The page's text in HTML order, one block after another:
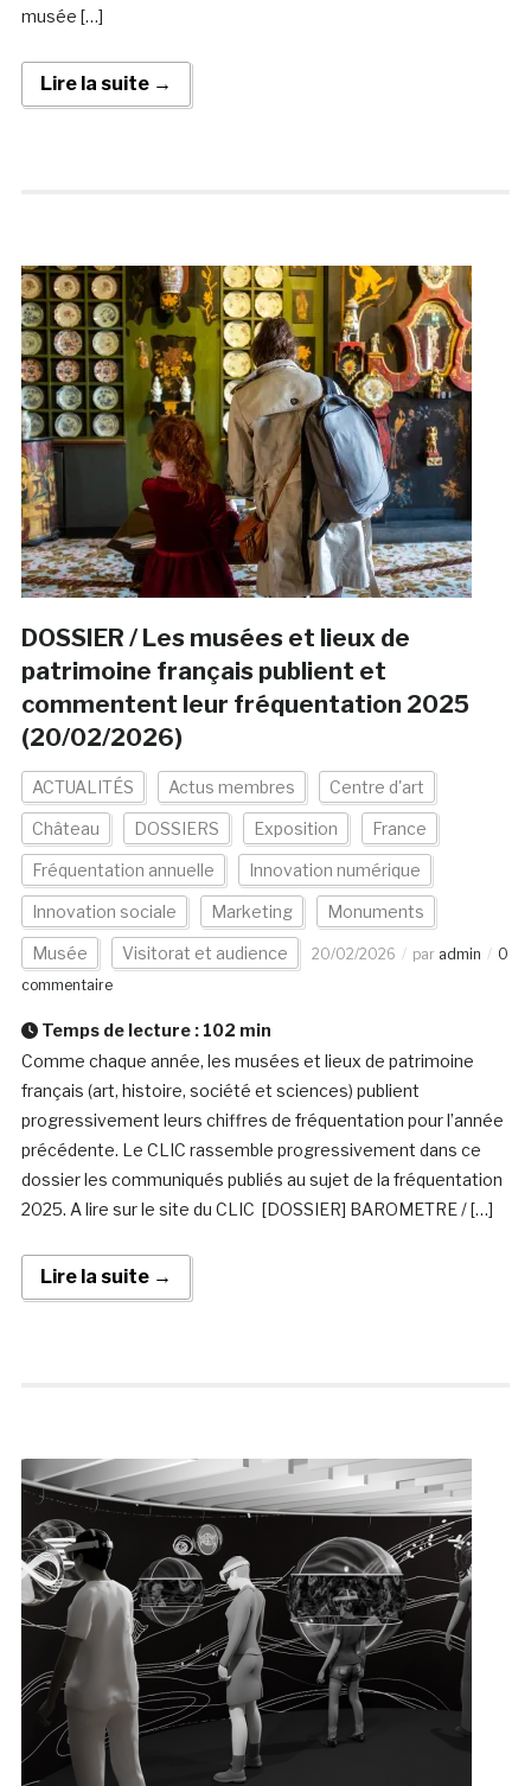
musée […]
Lire la suite →
DOSSIER / Les musées et lieux de
patrimoine français publient et
commentent leur fréquentation 2025
(20/02/2026)
ACTUALITÉS Actus membres Centre d'art
Château DOSSIERS Exposition France
Fréquentation annuelle Innovation numérique
Innovation sociale Marketing Monuments
Musée Visitorat et audience 20/02/2026 par admin
0
commentaire
Temps de lecture : 102 min
Comme chaque année, les musées et lieux de patrimoine
français (art, histoire, société et sciences) publient
progressivement leurs chiffres de fréquentation pour l’année
précédente. Le CLIC rassemble progressivement dans ce
dossier les communiqués publiés au sujet de la fréquentation
2025. A lire sur le site du CLIC [DOSSIER] BAROMETRE / […]
Lire la suite →